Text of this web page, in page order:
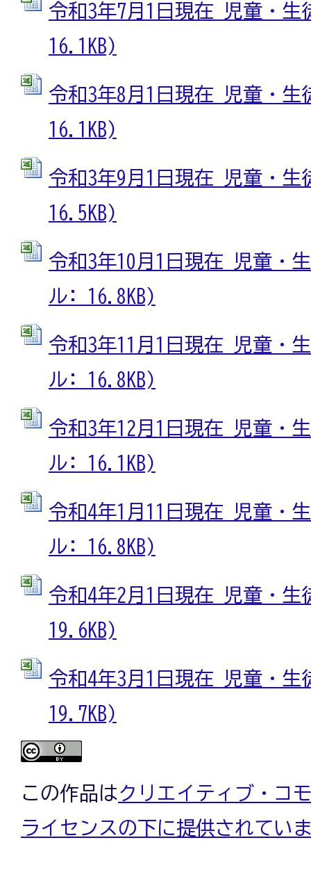
令和3年7月1日現在 児童・
16.1KB)
令和3年8月1日現在 児童・
16.1KB)
令和3年9月1日現在 児童・
16.5KB)
令和3年10月1日現在 児童・
ル: 16.8KB)
令和3年11月1日現在 児童・
ル: 16.8KB)
令和3年12月1日現在 児童・
ル: 16.1KB)
令和4年1月11日現在 児童・
ル: 16.8KB)
令和4年2月1日現在 児童・
19.6KB)
令和4年3月1日現在 児童・
19.7KB)
この作品はクリエイティブ・コ
ライセンスの下に提供されてい